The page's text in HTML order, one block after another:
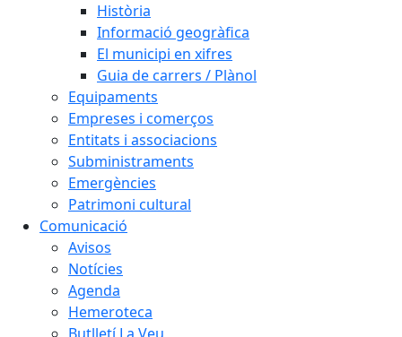
Història
Informació geogràfica
El municipi en xifres
Guia de carrers / Plànol
Equipaments
Empreses i comerços
Entitats i associacions
Subministraments
Emergències
Patrimoni cultural
Comunicació
Avisos
Notícies
Agenda
Hemeroteca